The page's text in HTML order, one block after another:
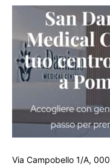
Via Campobello 1/A,